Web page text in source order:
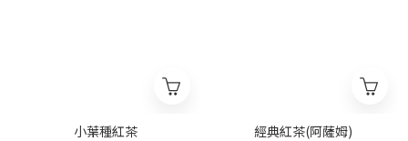
小葉種紅茶
經典紅茶(阿薩姆)